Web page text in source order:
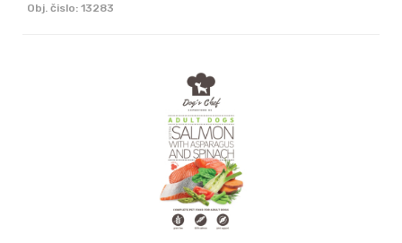
Obj. čislo: 13283